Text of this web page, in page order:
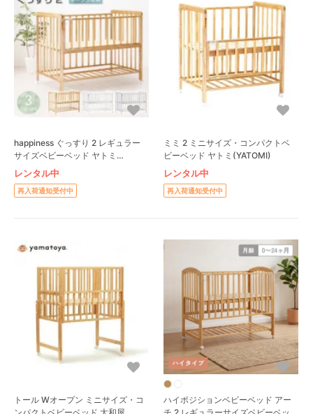
happiness ぐっすり 2 レギュラー
サイズベビーベッド ヤトミ
(YATOMI)
レンタル中
再入荷通知受付中
ミミ 2 ミニサイズ・コンパクトベ
ビーベッド ヤトミ(YATOMI)
レンタル中
再入荷通知受付中
トール Wオープン ミニサイズ・コ
ンパクトベビーベッド 大和屋
ハイポジションベビーベッド アー
チ 2 レギュラーサイズベビーベッ